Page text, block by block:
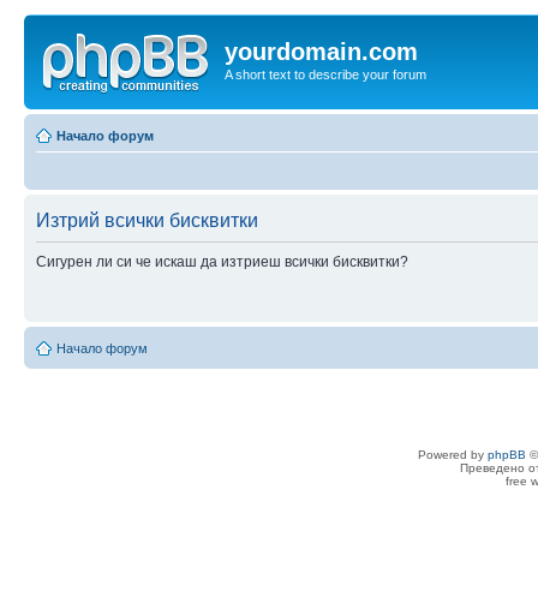
yourdomain.com
A short text to describe your forum
Начало форум
Изтрий всички бисквитки
Сигурен ли си че искаш да изтриеш всички бисквитки?
Начало форум
Powered by phpBB
Преведено
free